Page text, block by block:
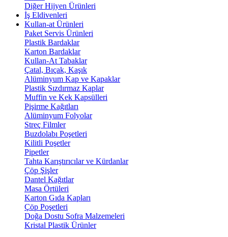
Diğer Hijyen Ürünleri
İş Eldivenleri
Kullan-at Ürünleri
Paket Servis Ürünleri
Plastik Bardaklar
Karton Bardaklar
Kullan-At Tabaklar
Çatal, Bıçak, Kaşık
Alüminyum Kap ve Kapaklar
Plastik Sızdırmaz Kaplar
Muffin ve Kek Kapsülleri
Pişirme Kağıtları
Alüminyum Folyolar
Streç Filmler
Buzdolabı Poşetleri
Kilitli Poşetler
Pipetler
Tahta Karıştırıcılar ve Kürdanlar
Çöp Şişler
Dantel Kağıtlar
Masa Örtüleri
Karton Gıda Kapları
Çöp Poşetleri
Doğa Dostu Sofra Malzemeleri
Kristal Plastik Ürünler